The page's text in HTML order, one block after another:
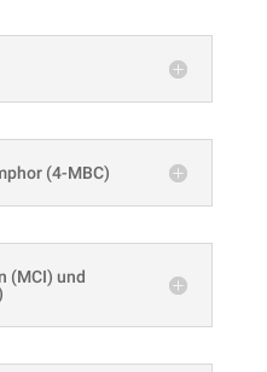
(4-MBC)
(MCI) und